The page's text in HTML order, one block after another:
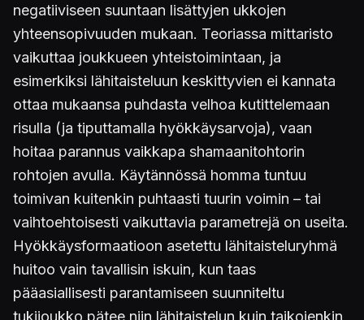
negatiiviseen suuntaan lisättyjen ukkojen
yhteensopivuuden mukaan. Teoriassa mittaristo
vaikuttaa joukkueen yhteistoimintaan, ja
esimerkiksi lähitaisteluun keskittyvien ei kannata
ottaa mukaansa puhdasta velhoa kutittelemaan
risulla (ja tiputtamalla hyökkäysarvoja), vaan
hoitaa parannus vaikkapa shamaanitohtorin
rohtojen avulla. Käytännössä homma tuntuu
toimivan kuitenkin puhtaasti tuurin voimin – tai
vaihtoehtoisesti vaikuttavia parametrejä on useita.
Hyökkäysformaatioon asetettu lähitaisteluryhmä
huitoo vain tavallisin iskuin, kun taas
pääasiallisesti parantamiseen suunniteltu
tukijoukko pätee niin lähitaistelun kuin taikojenkin